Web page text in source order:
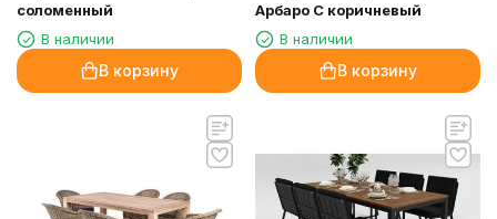
соломенный
В наличии
В корзину
Арбаро С коричневый
В наличии
В корзину